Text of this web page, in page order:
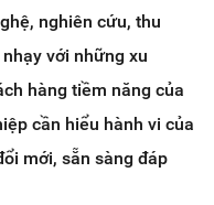
nghiên cứu, thu
với những xu
hàng tiềm năng của
cần hiểu hành vi của
mới, sẵn sàng đáp